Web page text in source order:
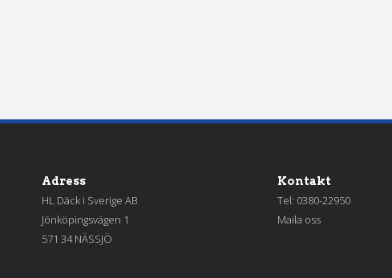
Adress
HL Däck i Sverige AB
Jönköpingsvägen 1
571 34 NÄSSJÖ
Kontakt
Tel: 0380-22950
Maila oss